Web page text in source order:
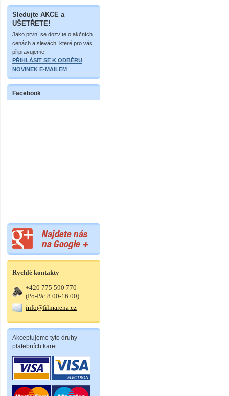
Sledujte AKCE a
UŠETŘETE!
Jako první se dozvíte o akčních
cenách a slevách, které pro vás
připravujeme.
PŘIHLÁSIT SE K ODBĚRU
NOVINEK E-MAILEM
Facebook
Rychlé kontakty
+420 775 590 770
(Po-Pá: 8.00-16.00)
info@filmarena.cz
Akceptujeme tyto druhy
platebních karet: